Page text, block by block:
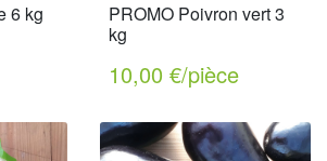
6 kg
PROMO Poivron vert 3
kg
10,00 €/pièce